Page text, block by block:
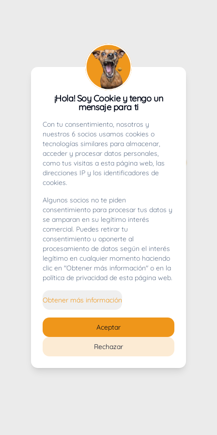
404
Whoops! Lo sentimos mucho.
¡Hola! Soy Cookie y tengo un
mensaje para ti
Con tu consentimiento, nosotros y
nuestros 6 socios usamos cookies o
tecnologías similares para almacenar,
acceder y procesar datos personales,
como tus visitas a esta página web, las
direcciones IP y los identificadores de
cookies.
Algunos socios no te piden
consentimiento para procesar tus datos y
se amparan en su legítimo interés
comercial. Puedes retirar tu
consentimiento u oponerte al
procesamiento de datos según el interés
legítimo en cualquier momento haciendo
clic en "Obtener más información" o en la
política de privacidad de esta página web.
Obtener más información
Rechazar
Aceptar